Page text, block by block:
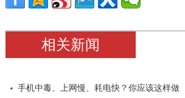
相关新闻
手机中毒、上网慢、耗电快？你应该这样做